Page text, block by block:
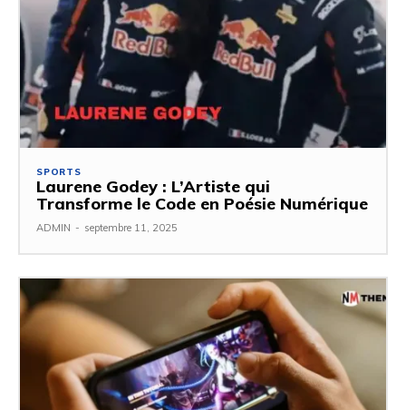
SPORTS
Laurene Godey : L’Artiste qui
Transforme le Code en Poésie Numérique
ADMIN - septembre 11, 2025